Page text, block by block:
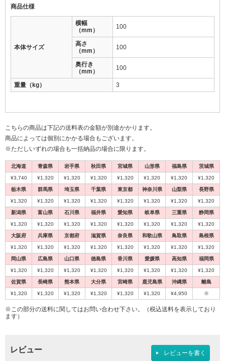
商品仕様
本体サイズ
横幅
（mm）
100
高さ
（mm）
100
奥行き
（mm）
100
重量（kg） 3
こちらの商品は下記の送料表の金額が別途かかります。
商品によっては個別にかかる場合もございます。
※ただしいずれの場合も一括納品の場合に限ります。
※この部分の送料に関してはお問い合わせ下さい。（税込送料を表示しており
ます）
北海道 青森県 岩手県 秋田県 宮城県 山形県 福島県 茨城県
¥3,740 ¥1,320 ¥1,320 ¥1,320 ¥1,320 ¥1,320 ¥1,320 ¥1,320
栃木県 群馬県 埼玉県 千葉県 東京都 神奈川県 山梨県 長野県
¥1,320 ¥1,320 ¥1,320 ¥1,320 ¥1,320 ¥1,320 ¥1,320 ¥1,320
新潟県 富山県 石川県 福井県 愛知県 岐阜県 三重県 静岡県
¥1,320 ¥1,320 ¥1,320 ¥1,320 ¥1,320 ¥1,320 ¥1,320 ¥1,320
大阪府 兵庫県 京都府 滋賀県 奈良県 和歌山県 鳥取県 島根県
¥1,320 ¥1,320 ¥1,320 ¥1,320 ¥1,320 ¥1,320 ¥1,320 ¥1,320
岡山県 広島県 山口県 徳島県 香川県 愛媛県 高知県 福岡県
¥1,320 ¥1,320 ¥1,320 ¥1,320 ¥1,320 ¥1,320 ¥1,320 ¥1,320
佐賀県 長崎県 熊本県 大分県 宮崎県 鹿児島県 沖縄県 離島
¥1,320 ¥1,320 ¥1,320 ¥1,320 ¥1,320 ¥1,320 ¥4,950 ※
レビュー レビューを書く